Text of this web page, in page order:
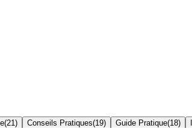
(21 ) Conseils Pratiques(19) Guide Pratique(18)